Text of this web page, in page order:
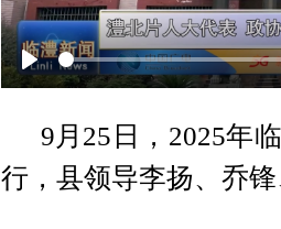
Play
9月25日，2025年
行，县领导李扬、乔